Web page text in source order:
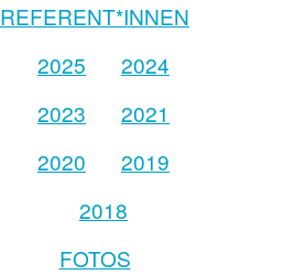
REFERENT*INNEN
2025
2024
2023
2021
2020
2019
2018
FOTOS